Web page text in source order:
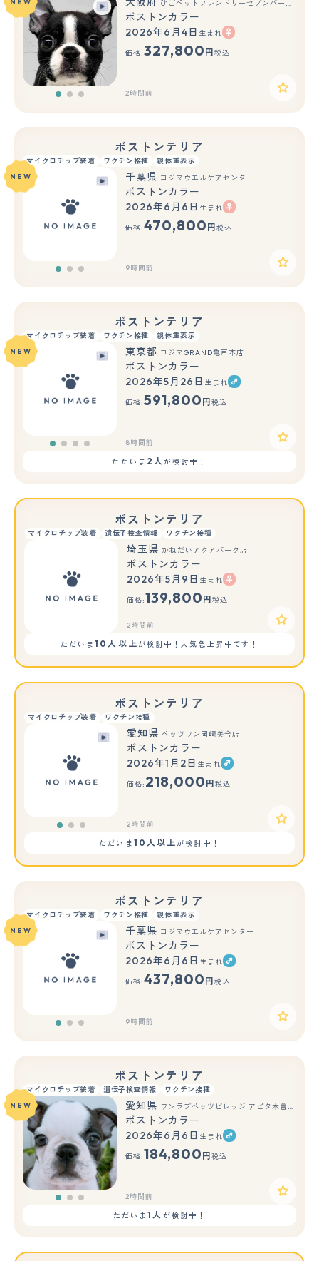
もっと見る
ひごペットフレンドリーセブンパーク天美店
ボストンカラー
2026年6月4日 生まれ
価格:327,800 円 税込
2時間前
ボストンテリア
マイクロチップ装着 ワクチン接種 親体重表示
もっと見る
NEW 千葉県 コジマウエルケアセンター
ボストンカラー
2026年6月6日 生まれ
価格:470,800 円 税込
9時間前
ボストンテリア
マイクロチップ装着 ワクチン接種
親体重表示
NEW
東京都 コジマGRAND亀戸本店
ボストンカラー
2026年5月26日 生まれ
価格:591,800 円 税込
8時間前
ただいま 2人が検討中！
ボストンテリア
マイクロチップ装着 遺伝子検査情報 ワクチン接種
埼玉県 かねだいアクアパーク店
ボストンカラー
2026年5月9日 生まれ
価格:139,800 円 税込
2時間前
ただいま10人以上が検討中！人気急上昇中です！
ボストンテリア
マイクロチップ装着 ワクチン接種
もっと見る
愛知県 ペッツワン岡崎美合店
ボストンカラー
2026年1月2日 生まれ
価格: 218,000 円 税込
2時間前
ただいま 10人以上が検討中！
ボストンテリア
マイクロチップ装着 ワクチン接種 親体重表示
もっと見る
NEW 千葉県 コジマウエルケアセンター
ボストンカラー
2026年6月6日 生まれ
価格:437,800 円 税込
9時間前
ボストンテリア
マイクロチップ装着 遺伝子検査情報 ワクチン接種
もっと見る
NEW 愛知県 ワンラブペッツビレッジ アピタ木曽川店(FC)
ボストンカラー
2026年6月6日 生まれ
価格:184,800 円 税込
2時間前
ただいま1人 が検討中！